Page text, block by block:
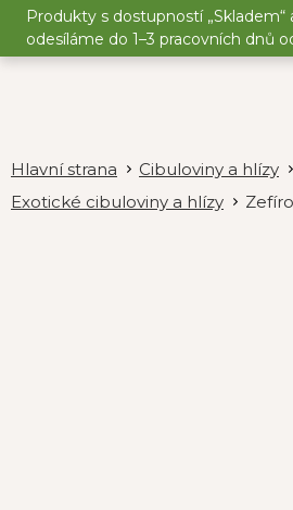
Přejít
obsah
Produkty s dostupností „Skladem“
odesíláme do 1–3 pracovních dnů
Cibuloviny a hlízy
Exotické cibuloviny a hlízy